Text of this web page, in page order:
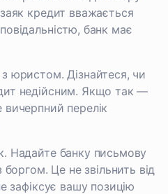
кредит вважається
банк має
юристом. Дізнайтеся, чи
недійсним. Якщо так —
перелік
Надайте банку письмову
боргом. Це не звільнить від
зафіксує вашу позицію